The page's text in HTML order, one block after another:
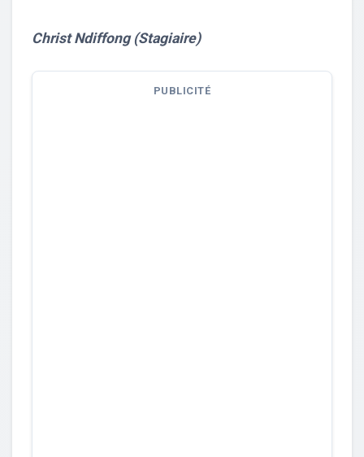
Christ Ndiffong (Stagiaire)
PUBLICITÉ